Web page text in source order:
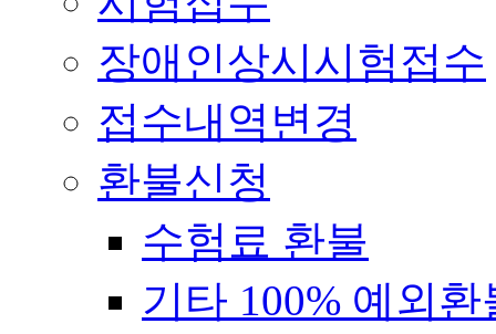
장애인상시시험접수
접수내역변경
환불신청
수험료 환불
기타 100% 예외환